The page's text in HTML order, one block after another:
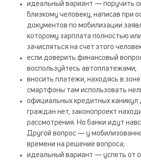
идеальный вариант — поручить
близкому человеку, написав при
документов по мобилизации
которому зарплата полностью
зачисляться на счет этого
если доверить финансовый
воспользуйтесь автоплатежами;
вносить платежи, находясь в
смартфоны там использовать
официальных кредитных каникул
граждан нет, законопроект
рассмотрения. Но банки идут
Другой вопрос — у
времени на решение вопроса;
идеальный вариант — успеть от